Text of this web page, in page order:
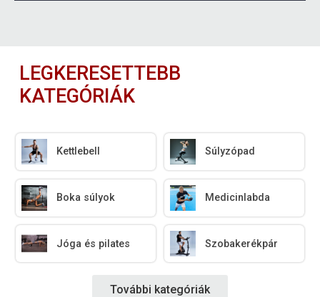
LEGKERESETTEBB
KATEGÓRIÁK
Kettlebell Súlyzópad
Boka súlyok Medicinlabda
Jóga és pilates Szobakerékpár
További kategóriák